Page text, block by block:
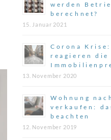
werden
berechnet?
15. Januar 2021
Corona Krise:
reagieren die
13. November 2020
Wohnung
verkaufen:
beachten
12. November 2019